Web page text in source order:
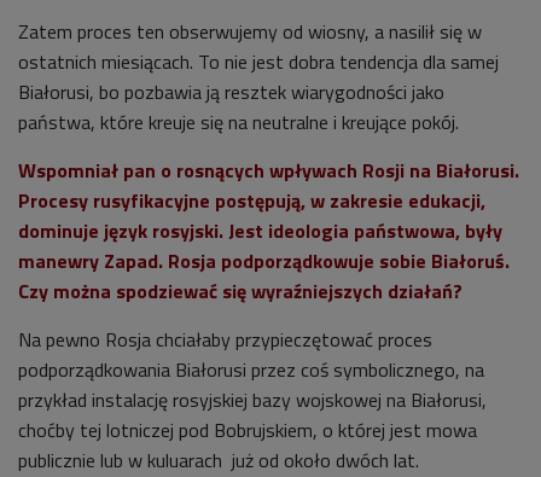
Zatem proces ten obserwujemy od wiosny, a nasilił się w
ostatnich miesiącach. To nie jest dobra tendencja dla samej
Białorusi, bo pozbawia ją resztek wiarygodności jako
państwa, które kreuje się na neutralne i kreujące pokój.
Wspomniał pan o rosnących wpływach Rosji na Białorusi.
Procesy rusyfikacyjne postępują, w zakresie edukacji,
dominuje język rosyjski. Jest ideologia państwowa, były
manewry Zapad. Rosja podporządkowuje sobie Białoruś.
Czy można spodziewać się wyraźniejszych działań?
Na pewno Rosja chciałaby przypieczętować proces
podporządkowania Białorusi przez coś symbolicznego, na
przykład instalację rosyjskiej bazy wojskowej na Białorusi,
choćby tej lotniczej pod Bobrujskiem, o której jest mowa
publicznie lub w kuluarach już od około dwóch lat.